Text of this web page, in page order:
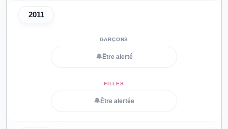
2011
🔔 Être alerté
🔔 Être alertée